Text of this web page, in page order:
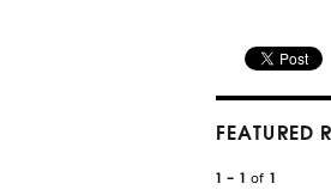
FEATURED
1 - 1 of 1